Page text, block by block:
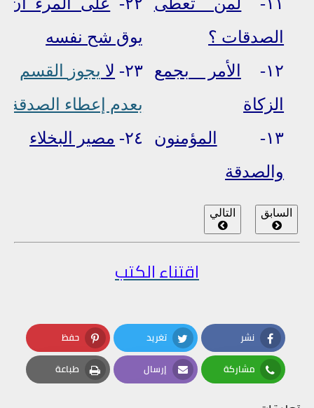
١١-
لمن تعطى
الصدقات ؟
١٢-
الأمر بجمع
الزكاة
١٣-
المؤمنون
والصدقة
٢٢-
على المرء أن
يوق شح نفسه
٢٣-
لا يجوز
القسم
بعدم إعطاء الصدقة
٢٤-
مصير البخلاء
السابق التالي
اقتناء الكتب
نشر
Facebook
تغريد
Twitter
حفظ
Pinterest
مشاركة
Whatsapp
إرسال
Email
طباعة
Print